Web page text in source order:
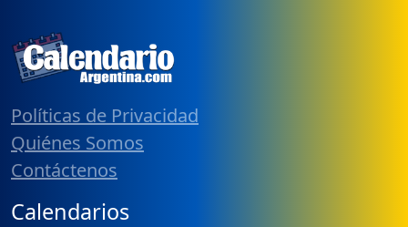
Políticas de Privacidad
Quiénes Somos
Contáctenos
Calendarios